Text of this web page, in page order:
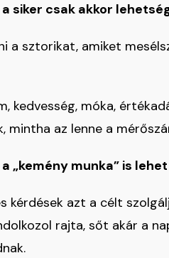
siker csak akkor
a sztorikat, amiket
kedvesség, móka,
mintha az lenne a
„kemény munka” is
kérdések azt a célt
rajta, sőt akár a